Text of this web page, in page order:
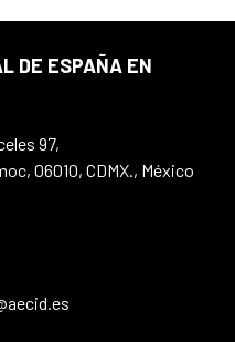
DE ESPAÑA EN
97,
06010, CDMX., México